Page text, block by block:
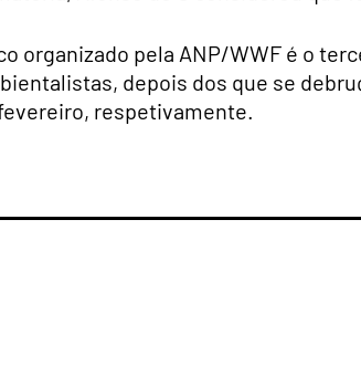
organizado pela ANP/WWF é o
depois dos que se
respetivamente.